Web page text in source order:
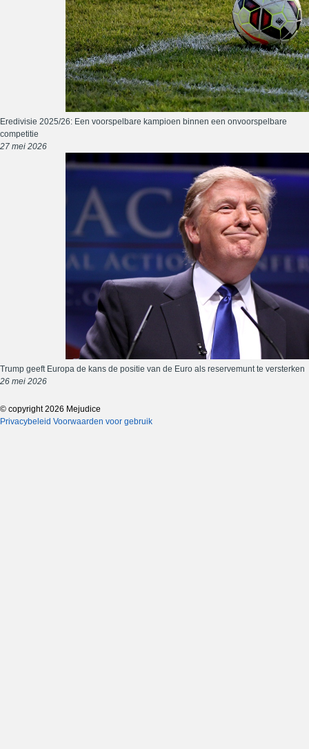
Eredivisie 2025/26: Een voorspelbare kampioen binnen een onvoorspelbare
competitie
27 mei 2026
Trump geeft Europa de kans de positie van de Euro als reservemunt te versterken
26 mei 2026
© copyright 2026 Mejudice
Privacybeleid Voorwaarden voor gebruik